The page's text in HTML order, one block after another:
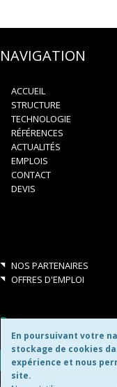
NAVIGATION
ACCUEIL
STRUCTURE
TECHNOLOGIE
RÉFÉRENCES
ACTUALITÉS
EMPLOIS
CONTACT
DEVIS
NOS PARTENAIRES
OFFRES D'EMPLOI
Retrouvez-nous
En poursuivant votre
stockage de cookies
expérience et nous
site.